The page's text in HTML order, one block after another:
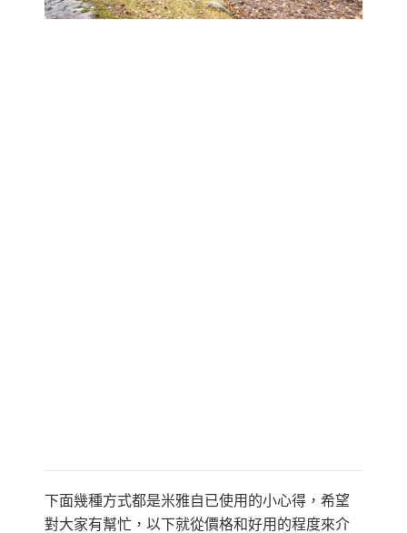
下面幾種方式都是米雅自已使用的小心得，希望
對大家有幫忙，以下就從價格和好用的程度來介